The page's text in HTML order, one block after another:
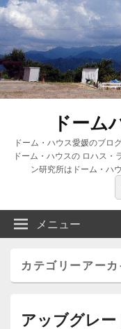
ドーム
ドーム・ハウス愛媛のブロ
ドーム・ハウスの ロハス
ン研究所はドーム・ハ
メニュー
カテゴリーアー
アッブグレー